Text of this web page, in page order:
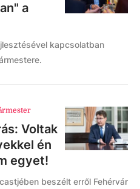
a
kapcsolatban
Voltak
én
egyet!
beszélt erről Fehérvár